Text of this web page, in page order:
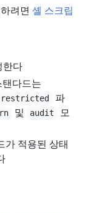
려면 셸 스크립
한다
다드는
restricted
파
및 audit
모
가 적용된 상태